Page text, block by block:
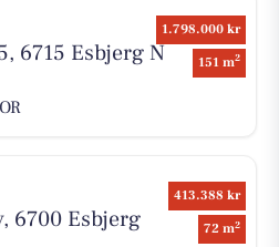
1.798.000 kr
151 m2
6715 Esbjerg N
413.388 kr
72 m2
6700 Esbjerg